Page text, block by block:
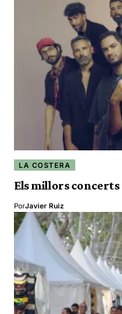
LA COSTERA
Els millors concerts
PorJavier Ruiz